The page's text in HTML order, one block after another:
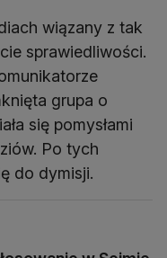
wiązany z tak
sprawiedliwości.
grupa o
się pomysłami
Po tych
do dymisji.